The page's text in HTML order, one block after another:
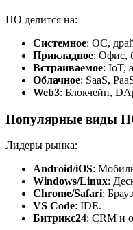
ПО делится на:
Системное: ОС,
Прикладное: Офис,
Встраиваемое: IoT,
Облачное: SaaS,
Web3: Блокчейн,
Популярные виды
Лидеры рынка:
Android/iOS:
Windows/Linux:
Chrome/Safari:
VS Code: IDE.
Битрикс24: CRM и